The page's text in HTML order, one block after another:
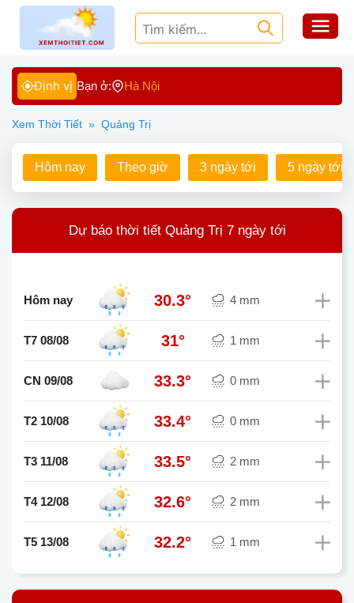
Định vị Bạn ở: Hà Nội
Xem Thời Tiết » Quảng Trị
Hôm nay Theo giờ 3 ngày tới 5 ngày tới
Dự báo thời tiết Quảng Trị 7 ngày tới
Hôm nay 30.3° 4 mm
T7 08/08 31° 1 mm
CN 09/08 33.3° 0 mm
T2 10/08 33.4° 0 mm
T3 11/08 33.5° 2 mm
T4 12/08 32.6° 2 mm
T5 13/08 32.2° 1 mm